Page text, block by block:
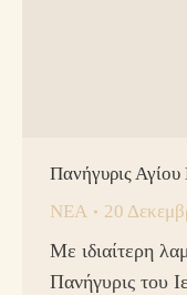
Πανήγυρις
ΝΕΑ
20
Με ιδιαίτερη
Πανήγυρις του